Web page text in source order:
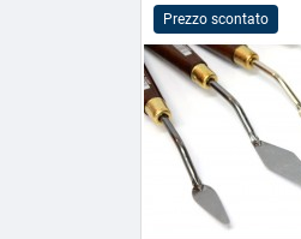
Prezzo scontato